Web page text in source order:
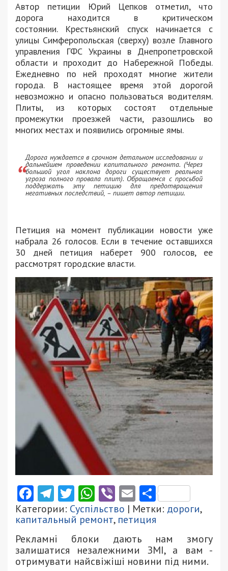
Автор петиции Юрий Цепков отметил, что
дорога находится в критическом
состоянии. Крестьянский спуск начинается с
улицы Симферопольская (сверху) возле Главного
управления ГФС Украины в Днепропетровской
области и проходит до Набережной Победы.
Ежедневно по ней проходят многие жители
города. В настоящее время этой дорогой
невозможно и опасно пользоваться водителям.
Плиты, из которых состоят отдельные
промежутки проезжей части, разошлись во
многих местах и ​​появились огромные ямы.
Дорога нуждается в срочном детальном исследовании и
дальнейшем проведении капитального ремонта. (Через
большой угол наклона дороги существует реальная
угроза полного провала плит). Обращаемся с просьбой
поддержать эту петицию для предотвращения
негативных последствий, – пишет автор петиции.
Петиция на момент публикации новости уже
набрала 26 голосов. Если в течение оставшихся
30 дней петиция наберет 900 голосов, ее
рассмотрят городские власти.
Facebook
Telegram
Twitter
WhatsApp
ViberEmail
Категории: Суспільство | Метки: дороги,
капитальный ремонт, петиция
Рекламні блоки дають нам змогу
залишатися незалежними ЗМІ, а вам -
отримувати найсвіжіші новини під ними.